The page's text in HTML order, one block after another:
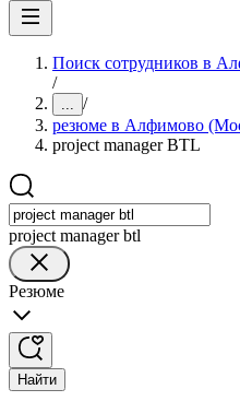
Поиск сотрудников в
/
... /
резюме в Алфимово
project manager BTL
project manager btl
Резюме
Найти